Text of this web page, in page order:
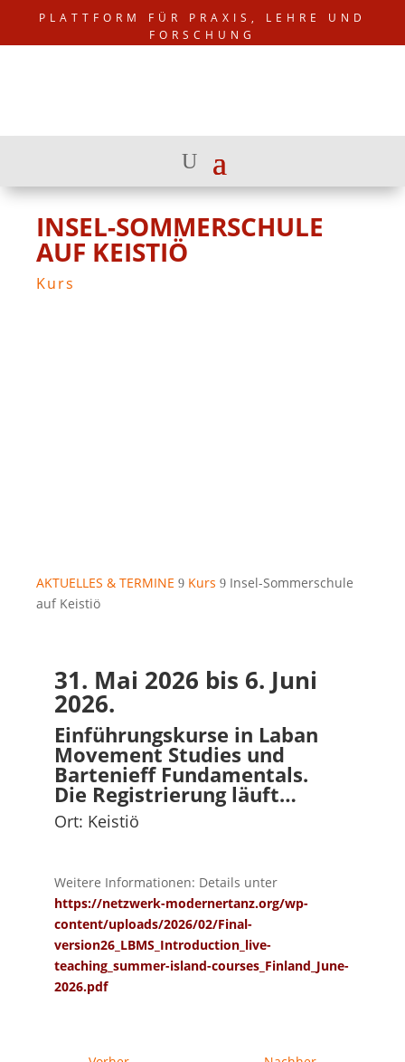
PLATTFORM FÜR PRAXIS, LEHRE UND
FORSCHUNG
INSEL-SOMMERSCHULE
AUF KEISTIÖ
Kurs
AKTUELLES & TERMINE 9 Kurs 9 Insel-Sommerschule
auf Keistiö
31. Mai 2026 bis 6. Juni
2026.
Einführungskurse in Laban
Movement Studies und
Bartenieff Fundamentals.
Die Registrierung läuft…
Ort: Keistiö
Weitere Informationen: Details unter
https://netzwerk-modernertanz.org/wp-
content/uploads/2026/02/Final-
version26_LBMS_Introduction_live-
teaching_summer-island-courses_Finland_June-
2026.pdf